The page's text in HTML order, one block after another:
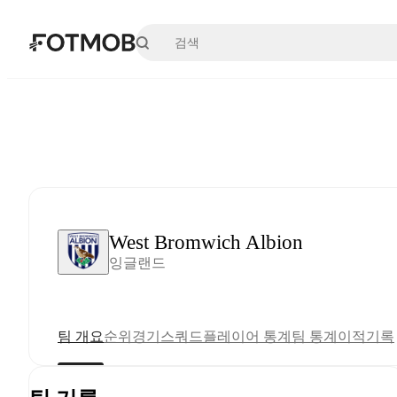
본문으로 건너뛰기
West Bromwich Albion
잉글랜드
팀 개요순위 경기 스쿼드플레이어 통계 팀 통계 이적기록